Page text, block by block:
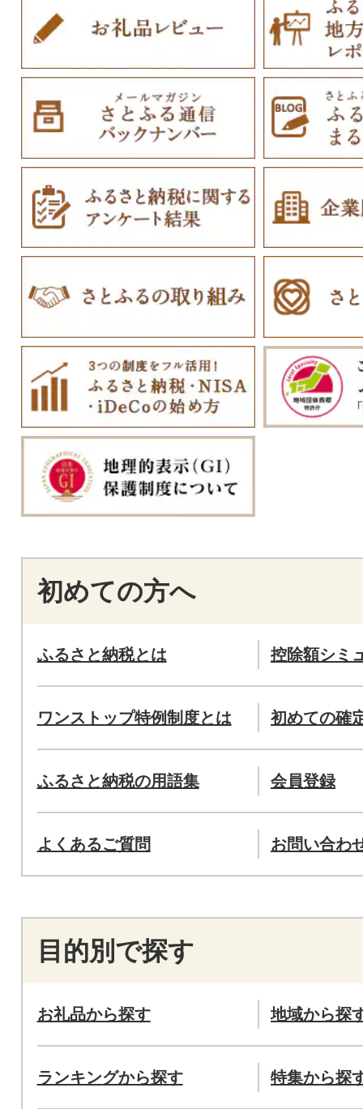
初めての方へ
ふるさと納税とは 控除額シミ
ワンストップ特例制度とは 初めての確
ふるさと納税の用語集 会員登録
よくあるご質問 お問い合わ
目的別で探す
お礼品から探す 地域から探
ランキングから探す 特集から探